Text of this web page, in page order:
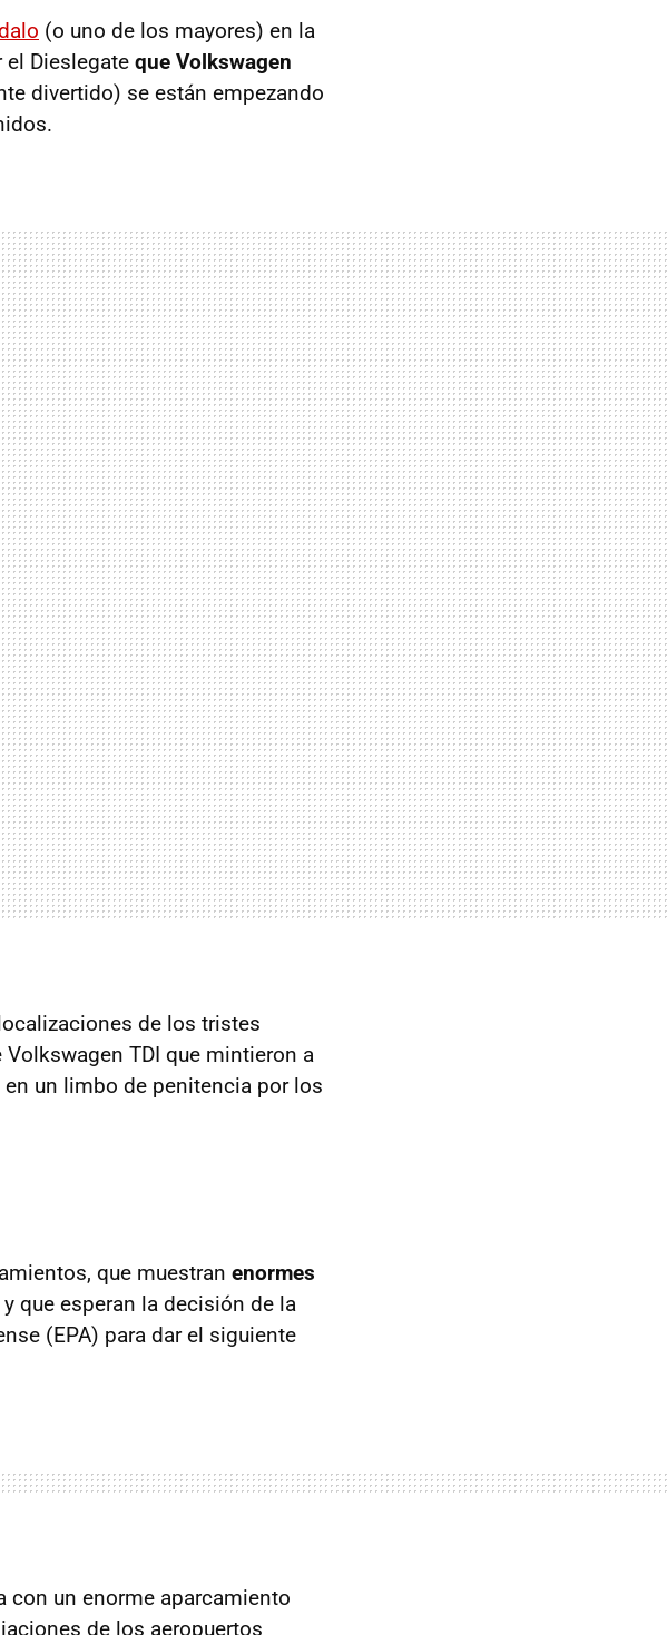
(o uno de los mayores) en la
Dieslegate que Volkswagen
divertido) se están empezando
de los tristes
TDI que mintieron a
un limbo de penitencia por los
que muestran enormes
y que esperan la decisión de la
(EPA) para dar el siguiente
con un enorme aparcamiento
de los aeropuertos